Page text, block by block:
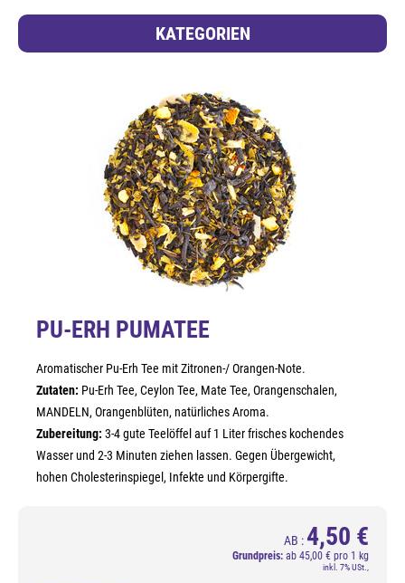
KATEGORIEN
PU-ERH PUMATEE
Aromatischer Pu-Erh Tee mit Zitronen-/ Orangen-Note.
Zutaten: Pu-Erh Tee, Ceylon Tee, Mate Tee, Orangenschalen,
MANDELN, Orangenblüten, natürliches Aroma.
Zubereitung: 3-4 gute Teelöffel auf 1 Liter frisches kochendes
Wasser und 2-3 Minuten ziehen lassen. Gegen Übergewicht,
hohen Cholesterinspiegel, Infekte und Körpergifte.
AB : 4,50 €
Grundpreis: ab 45,00 € pro 1 kg
inkl. 7% USt.,